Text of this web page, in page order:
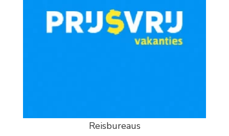
Reisbureaus